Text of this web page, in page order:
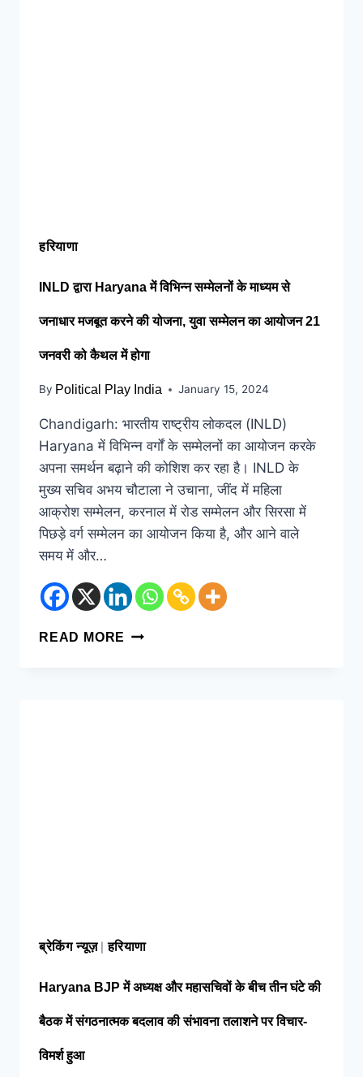
हरियाणा
INLD द्वारा Haryana में विभिन्न सम्मेलनों के माध्यम से
जनाधार मजबूत करने की योजना, युवा सम्मेलन का आयोजन 21
जनवरी को कैथल में होगा
By Political Play India January 15, 2024
Chandigarh: भारतीय राष्ट्रीय लोकदल (INLD)
Haryana में विभिन्न वर्गों के सम्मेलनों का आयोजन करके
अपना समर्थन बढ़ाने की कोशिश कर रहा है। INLD के
मुख्य सचिव अभय चौटाला ने उचाना, जींद में महिला
आक्रोश सम्मेलन, करनाल में रोड सम्मेलन और सिरसा में
पिछड़े वर्ग सम्मेलन का आयोजन किया है, और आने वाले
समय में और…
READ MORE
ब्रेकिंग न्यूज़|हरियाणा
Haryana BJP में अध्यक्ष और महासचिवों के बीच तीन घंटे की
बैठक में संगठनात्मक बदलाव की संभावना तलाशने पर विचार-
विमर्श हुआ